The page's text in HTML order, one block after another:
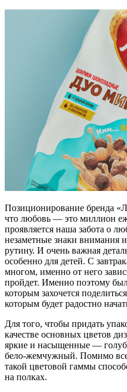
Позиционирование бренда
что любовь — это миллион
проявляется наша забота о
незаметные знаки внимания
рутину. И очень важная
особенно для детей. С
многом, именно от него
пройдет. Именно поэтому
которым захочется
которым будет радостно
Для того, чтобы придать
качестве основных цветов
яркие и насыщенные —
бело-жемчужный. Помимо
такой цветовой гаммы
на полках.